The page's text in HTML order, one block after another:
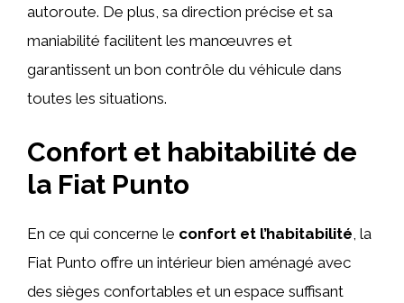
autoroute. De plus, sa direction précise et sa
maniabilité facilitent les manœuvres et
garantissent un bon contrôle du véhicule dans
toutes les situations.
Confort et habitabilité de
la Fiat Punto
En ce qui concerne le confort et l’habitabilité , la
Fiat Punto offre un intérieur bien aménagé avec
des sièges confortables et un espace suffisant